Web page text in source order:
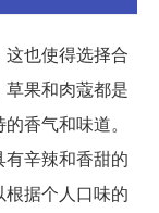
也使得选择合
果和肉蔻都是
香气和味道。
辛辣和香甜的
据个人口味的